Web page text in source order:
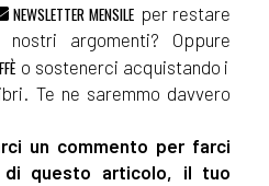
NEWSLETTER MENSILE per restare
argomenti? Oppure
o sostenerci acquistando i
Te ne saremmo davvero
un commento per farci
questo articolo, il tuo